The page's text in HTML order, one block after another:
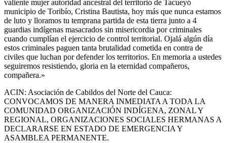
valiente mujer autoridad ancestral del territorio de Tacueyó
municipio de Toribío, Cristina Bautista, hoy más que nunca estamos
de luto y lloramos tu temprana partida de esta tierra junto a 4
guardias indígenas masacrados sin misericordia por criminales
cuando cumplían el ejercicio de control territorial. Ojalá algún día
estos criminales paguen tanta brutalidad cometida en contra de
civiles que luchan por defender los territorios. En memoria a ustedes
seguiremos resistiendo, gloria en la eternidad compañeros,
compañera.»
ACIN: Asociación de Cabildos del Norte del Cauca:
CONVOCAMOS DE MANERA INMEDIATA A TODA LA
COMUNIDAD ORGANIZACIÓN INDÍGENA, ZONAL Y
REGIONAL, ORGANIZACIONES SOCIALES HERMANAS A
DECLARARSE EN ESTADO DE EMERGENCIA Y
ASAMBLEA PERMANENTE.